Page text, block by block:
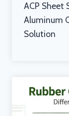
ACP Sheet
Aluminum
Solution